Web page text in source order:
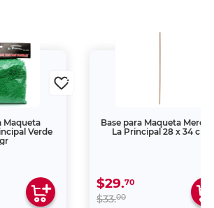
Maqueta
Verde
Base para Maqueta
La Principal 28 x 34 cm
$29.70
$33.00